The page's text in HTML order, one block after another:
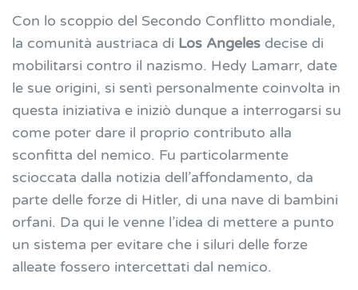
Con lo scoppio del Secondo Conflitto mondiale,
la comunità austriaca di Los Angeles decise di
mobilitarsi contro il nazismo. Hedy Lamarr, date
le sue origini, si sentì personalmente coinvolta in
questa iniziativa e iniziò dunque a interrogarsi su
come poter dare il proprio contributo alla
sconfitta del nemico. Fu particolarmente
scioccata dalla notizia dell’affondamento, da
parte delle forze di Hitler, di una nave di bambini
orfani. Da qui le venne l’idea di mettere a punto
un sistema per evitare che i siluri delle forze
alleate fossero intercettati dal nemico.